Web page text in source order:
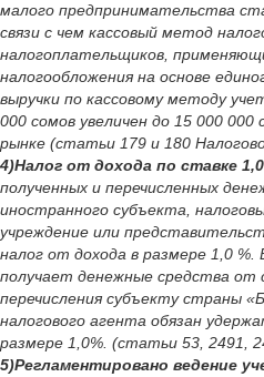
малого предпринимательства
связи с чем кассовый метод
налогоплательщиков,
налогообложения на основе
выручки по кассовому методу
000 сомов увеличен до 15 000 000
рынке (статьи 179 и 180
4)Налог от дохода по ставке
полученных и перечисленных
иностранного субъекта,
учреждение или
налог от дохода в размере 1,0
получает денежные средства от
перечисления субъекту страны
налогового агента обязан
размере 1,0%. (статьи 53, 2491,
5)Регламентировано ведение